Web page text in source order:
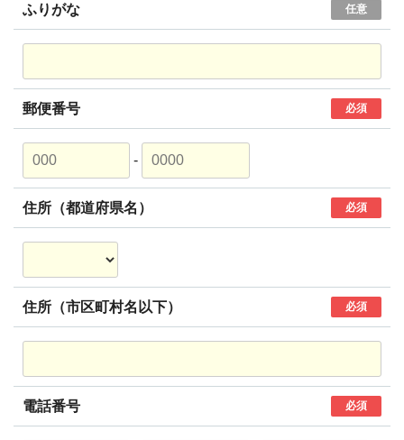
ふりがな 任意
郵便番号 必須
-
住所（都道府県名） 必須
住所（市区町村名以下） 必須
電話番号 必須